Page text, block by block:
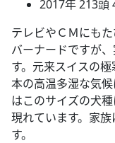
2017年 213頭
テレビやＣＭにも
バーナードですが
す。元来スイスの
本の高温多湿な気
はこのサイズの犬
現れています。家
す。